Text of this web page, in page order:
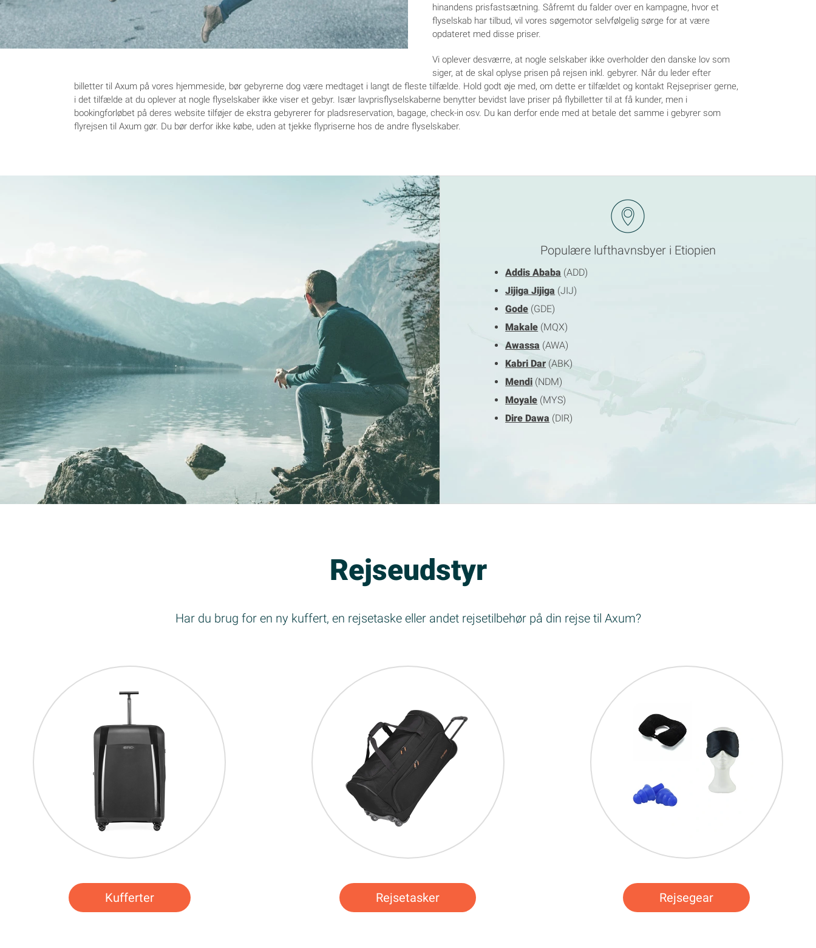
hinandens prisfastsætning. Såfremt du falder over en kampagne, hvor et
flyselskab har tilbud, vil vores søgemotor selvfølgelig sørge for at være
opdateret med disse priser.
Vi oplever desværre, at nogle selskaber ikke overholder den danske lov som
siger, at de skal oplyse prisen på rejsen inkl. gebyrer. Når du leder efter
billetter til Axum på vores hjemmeside, bør gebyrerne dog være medtaget i langt de fleste tilfælde. Hold godt øje med, om dette er tilfældet og kontakt Rejsepriser gerne,
i det tilfælde at du oplever at nogle flyselskaber ikke viser et gebyr. Især lavprisflyselskaberne benytter bevidst lave priser på flybilletter til at få kunder, men i
bookingforløbet på deres website tilføjer de ekstra gebyrerer for pladsreservation, bagage, check-in osv. Du kan derfor ende med at betale det samme i gebyrer som
flyrejsen til Axum gør. Du bør derfor ikke købe, uden at tjekke flypriserne hos de andre flyselskaber.
Populære lufthavnsbyer i Etiopien
Addis Ababa (ADD)
Jijiga Jijiga (JIJ)
Gode (GDE)
Makale (MQX)
Awassa (AWA)
Kabri Dar (ABK)
Mendi (NDM)
Moyale (MYS)
Dire Dawa (DIR)
Rejseudstyr
Har du brug for en ny kuffert, en rejsetaske eller andet rejsetilbehør på din rejse til Axum?
Kufferter Rejsetasker Rejsegear